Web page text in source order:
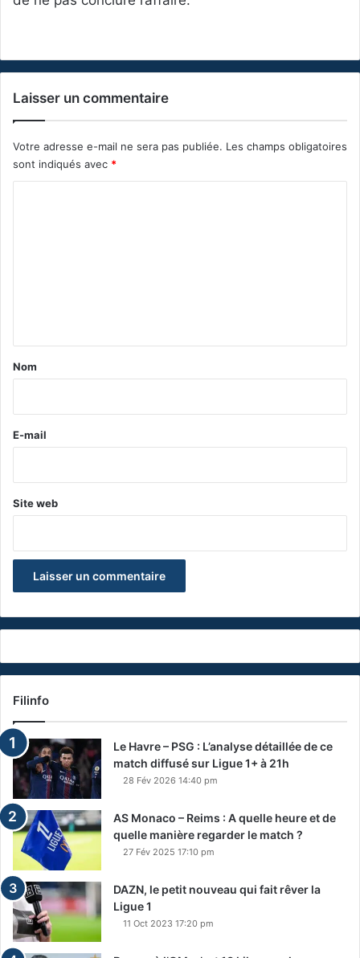
Laisser un commentaire
Votre adresse e-mail ne sera pas publiée. Les champs obligatoires
sont indiqués avec *
a
e
Nom
E-mail
Site web
Filinfo
Le Havre – PSG : L’analyse détaillée de ce
match diffusé sur Ligue 1+ à 21h
28 Fév 2026 14:40 pm
AS Monaco – Reims : A quelle heure et de
quelle manière regarder le match ?
27 Fév 2025 17:10 pm
DAZN, le petit nouveau qui fait rêver la
Ligue 1
11 Oct 2023 17:20 pm